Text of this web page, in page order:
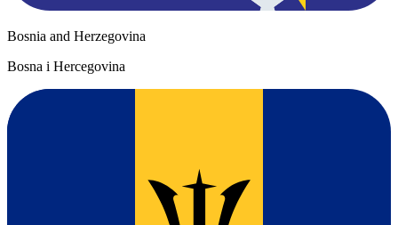
Bosnia and Herzegovina
Bosna i Hercegovina